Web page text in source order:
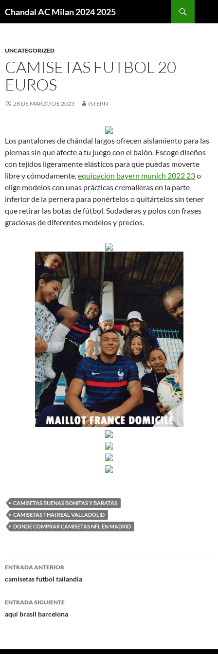
Chandal AC Milan 2024 2025
UNCATEGORIZED
CAMISETAS FUTBOL 20
EUROS
28 DE MARZO DE 2023 ISTERN
Los pantalones de chándal largos ofrecen aislamiento para las
piernas sin que afecte a tu juego con el balón. Escoge diseños
con tejidos ligeramente elásticos para que puedas moverte
libre y cómodamente,equipacion bayern munich 2022 23o
elige modelos con unas prácticas cremalleras en la parte
inferior de la pernera para ponértelos o quitártelos sin tener
que retirar las botas de fútbol. Sudaderas y polos con frases
graciosas de diferentes modelos y precios.
CAMISETAS BUENAS BONITAS Y BARATAS
CAMISETAS THAI REAL VALLADOLID
DONDE COMPRAR CAMISETAS NFL EN MADRID
Navegación
de
entradas
ENTRADA ANTERIOR
camisetas futbol tailandia
ENTRADA SIGUIENTE
aqui brasil barcelona